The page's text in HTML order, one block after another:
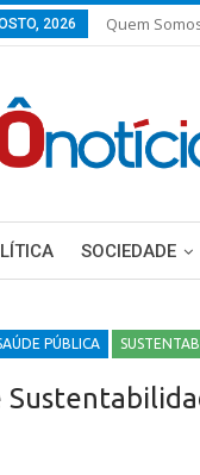
2026 Quem
SOCIEDADE
PÚBLICA